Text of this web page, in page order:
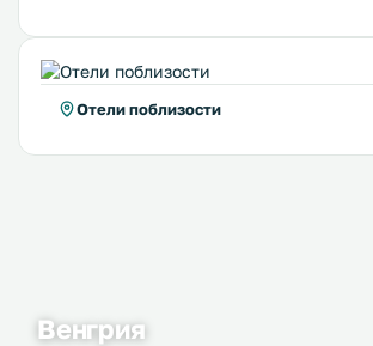
Отели поблизости
Венгрия